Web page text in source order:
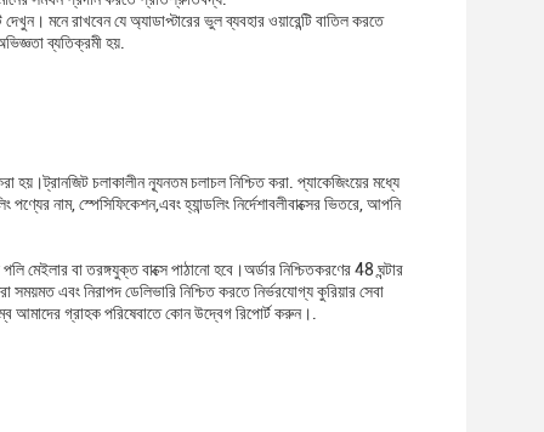
দেখুন। মনে রাখবেন যে অ্যাডাপ্টারের ভুল ব্যবহার ওয়ারেন্টি বাতিল করতে
ব্যতিক্রমী হয়.
হয়।ট্রানজিট চলাকালীন ন্যূনতম চলাচল নিশ্চিত করা. প্যাকেজিংয়ের মধ্যে
নাম, স্পেসিফিকেশন,এবং হ্যান্ডলিং নির্দেশাবলীবাক্সের ভিতরে, আপনি
মেইলার বা তরঙ্গযুক্ত বাক্সে পাঠানো হবে।অর্ডার নিশ্চিতকরণের 48 ঘন্টার
এবং নিরাপদ ডেলিভারি নিশ্চিত করতে নির্ভরযোগ্য কুরিয়ার সেবা
আমাদের গ্রাহক পরিষেবাতে কোন উদ্বেগ রিপোর্ট করুন।.